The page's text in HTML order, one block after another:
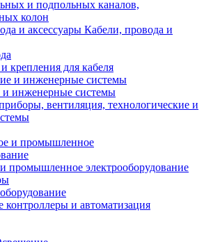
и подпольных каналов,
колон
Кабели, провода и
крепления для кабеля
и инженерные системы
вентиляция, технологические и
промышленное электрооборудование
и автоматизация